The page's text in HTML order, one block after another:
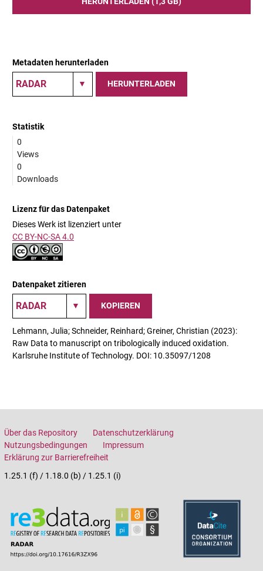
Metadaten herunterladen
HERUNTERLADEN
Statistik
0
Views
0
Downloads
Lizenz für das Datenpaket
Dieses Werk ist lizenziert unter
CC BY-NC-SA 4.0
Datenpaket zitieren
KOPIEREN
Lehmann, Julia; Schneider, Reinhard; Greiner, Christian (2023):
Raw Data to manuscript on tribologically induced oxidation.
Karlsruhe Institute of Technology. DOI: 10.35097/1208
Über das Repository
Datenschutzerklärung
Nutzungsbedingungen
Impressum
Erklärung zur Barrierefreiheit
1.25.1 (f) / 1.18.0 (b) / 1.25.1 (i)